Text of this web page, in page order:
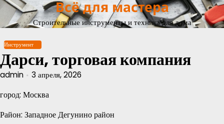
Перейти
содержимому
Всё для мастера
Строительные инструменты и техника для дома
Инструмент
Дарси, торговая компания
admin 3 апреля, 2026
город: Москва
Район: Западное Дегунино район